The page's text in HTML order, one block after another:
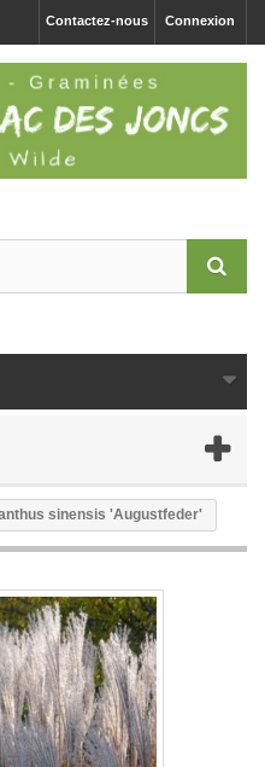
Connexion
Contactez-nous
sinensis 'Augustfeder'